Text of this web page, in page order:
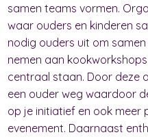
samen teams vormen.
waar ouders en kinderen
nodig ouders uit om
nemen aan
centraal staan. Door deze
een ouder weg waardoor
op je initiatief en ook meer
evenement. Daarnaast